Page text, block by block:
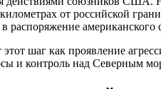
от российской
распоряжение
шаг как проявление
и контроль над Северным